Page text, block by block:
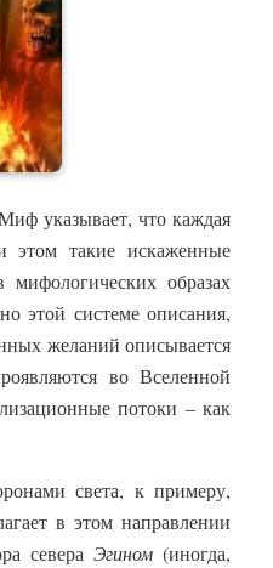
указывает, что каждая
этом такие искаженные
мифологических образах
этой системе описания,
желаний описывается
во Вселенной
потоки – как
света, к примеру,
в этом направлении
севера Эгином(иногда,